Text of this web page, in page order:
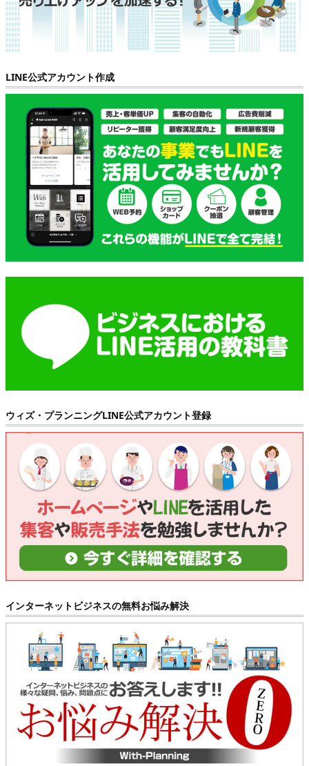
LINE公式アカウント作成
ウィズ・プランニングLINE公式アカウント登録
インターネットビジネスの無料お悩み解決